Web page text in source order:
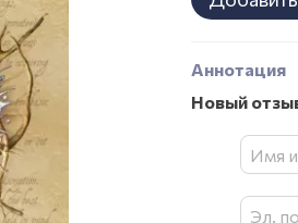
Аннотация
Новый